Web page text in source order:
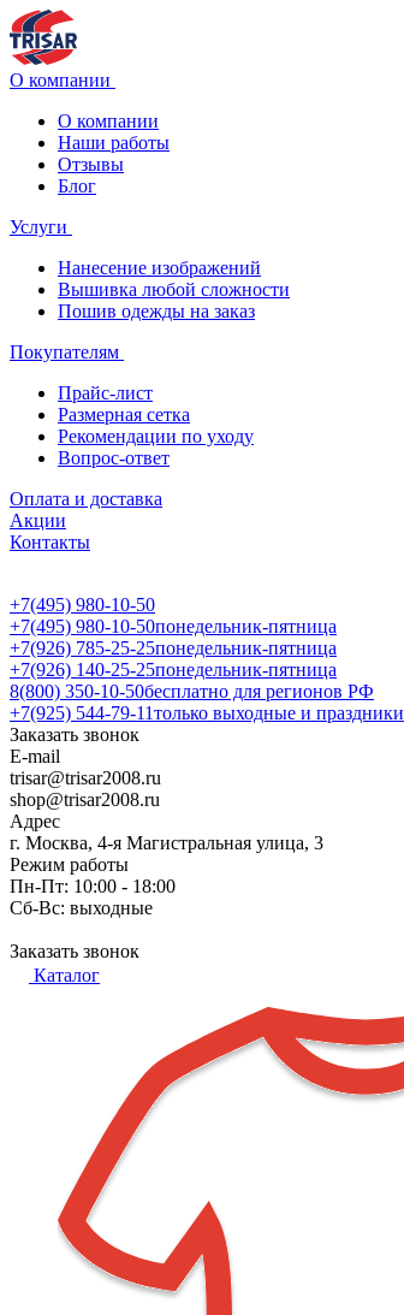
О компании
О компании
Наши работы
Отзывы
Блог
Услуги
Нанесение изображений
Вышивка любой сложности
Пошив одежды на заказ
Покупателям
Прайс-лист
Размерная сетка
Рекомендации по уходу
Вопрос-ответ
Оплата и доставка
Акции
Контакты
+7(495) 980-10-50
+7(495) 980-10-50понедельник-пятница
+7(926) 785-25-25понедельник-пятница
+7(926) 140-25-25понедельник-пятница
8(800) 350-10-50бесплатно для регионов РФ
+7(925) 544-79-11только выходные и праздники
Заказать звонок
E-mail
trisar@trisar2008.ru
shop@trisar2008.ru
Адрес
г. Москва, 4-я Магистральная улица, 3
Режим работы
Пн-Пт: 10:00 - 18:00
Сб-Вс: выходные
Заказать звонок
Каталог